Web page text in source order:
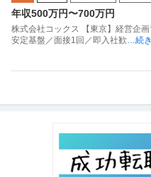
年収500万円〜700万円
株式会社コックス 【東京】経営企
安定基盤／面接1回／即入社歓 …続